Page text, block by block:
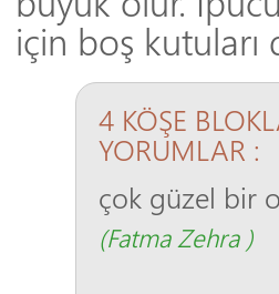
için boş
4 KÖŞE
YORUMLAR :
çok güzel bir
(Fatma Zehra )